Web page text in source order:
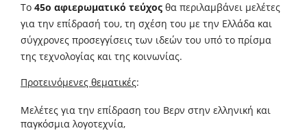
Το 45ο αφιερωματικό τεύχος θα περιλαμβάνει μελέτες
για την επίδρασή του, τη σχέση του με την Ελλάδα και
σύγχρονες προσεγγίσεις των ιδεών του υπό το πρίσμα
της τεχνολογίας και της κοινωνίας.
Προτεινόμενες θεματικές:
Μελέτες για την επίδραση του Βερν στην ελληνική και
παγκόσμια λογοτεχνία,